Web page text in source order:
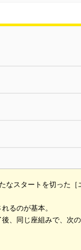
なスタートを切った
るのが基本。
、同じ座組みで、次